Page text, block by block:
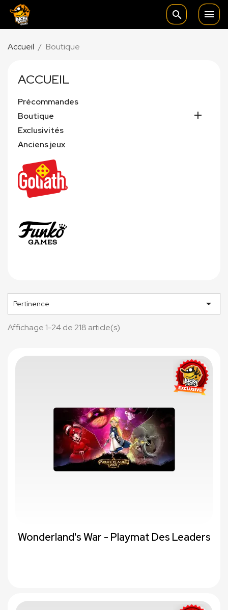
search 
Accueil Boutique
ACCUEIL
Précommandes
Boutique

Exclusivités
Anciens jeux
Pertinence 
Affichage 1-24 de 218 article(s)
Wonderland's War - Playmat Des Leaders
favorite_border